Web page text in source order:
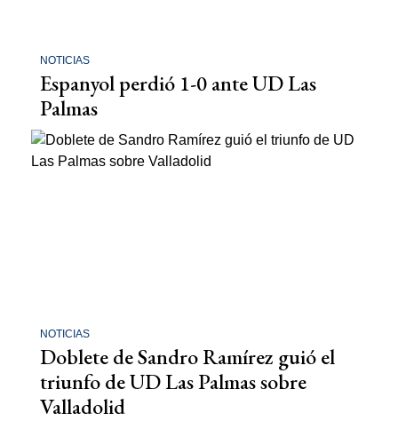
NOTICIAS
Espanyol perdió 1-0 ante UD Las
Palmas
NOTICIAS
Doblete de Sandro Ramírez guió el
triunfo de UD Las Palmas sobre
Valladolid